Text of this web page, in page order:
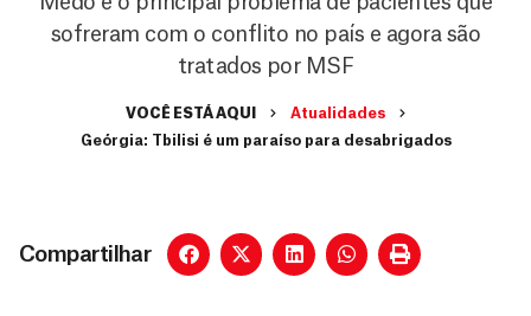
sofreram com o conflito no país e agora são
tratados por MSF
VOCÊ ESTÁ AQUI
Atualidades
Geórgia: Tbilisi é um paraíso para desabrigados
Compartilhar